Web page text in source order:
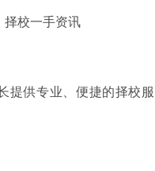
提供专业、便捷的择校服